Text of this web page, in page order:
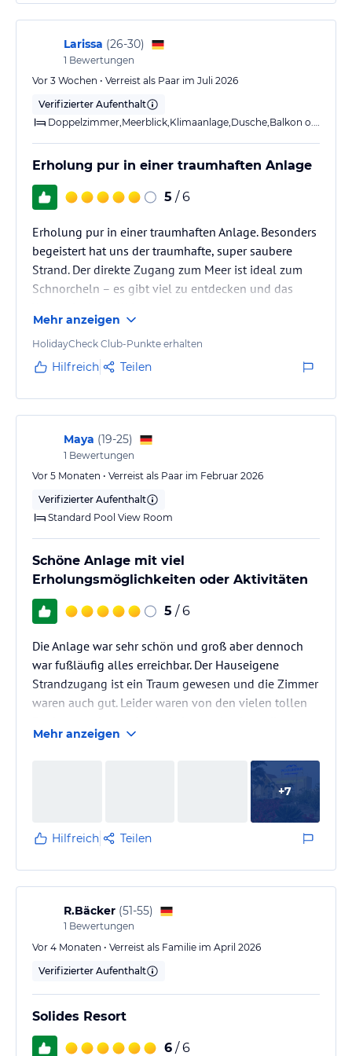
Larissa (26-30)
1 Bewertungen
Vor 3 Wochen • Verreist als Paar im Juli 2026
Verifizierter Aufenthalt
Erholung pur in einer traumhaften Anlage
5 / 6
Erholung pur in einer traumhaften Anlage. Besonders
begeistert hat uns der traumhafte, super saubere
Strand. Der direkte Zugang zum Meer ist ideal zum
Schnorcheln – es gibt viel zu entdecken und das
Auch die große, gepflegte und grüne Poolanlage hat
uns sehr gut gefallen. Das Hotel bietet außerdem
Langeweile aufkommt: Minigolf, Padel-Tennis,
Tennisplätze, Fahrradverleih, Animation und viele
weitere Aktivitäten sorgen für…
Mehr anzeigen
HolidayCheck Club-Punkte erhalten
Hilfreich Teilen
Maya (19-25)
1 Bewertungen
Vor 5 Monaten • Verreist als Paar im Februar 2026
Verifizierter Aufenthalt
Standard Pool View Room
Schöne Anlage mit viel
Erholungsmöglichkeiten oder Aktivitäten
5 / 6
Die Anlage war sehr schön und groß aber dennoch
war fußläufig alles erreichbar. Der Hauseigene
Strandzugang ist ein Traum gewesen und die Zimmer
waren auch gut. Leider waren von den vielen tollen
Pool besonders viel los war. Die Essenauswahl war
groß und gut aber die Qualität könnte bei manchen
Sachen noch besser sein. Rundum waren wir super
zufrieden, konnten sehr gut erholen und trotzdem die
tollen Sportangebote nutzen. An den Pools wird man
leider super viel…
Mehr anzeigen
+7
Hilfreich Teilen
R.Bäcker (51-55)
1 Bewertungen
Vor 4 Monaten • Verreist als Familie im April 2026
Verifizierter Aufenthalt
Solides Resort
6 / 6